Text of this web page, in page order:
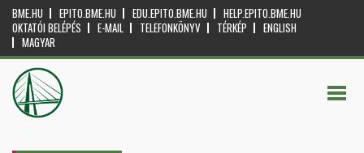
BME.HU EPITO.BME.HU EDU.EPITO.BME.HU
HELP.EPITO.BME.HU
OKTATÓI BELÉPÉS
E-MAIL TELEFONKÖNYV TÉRKÉP
ENGLISH
MAGYAR